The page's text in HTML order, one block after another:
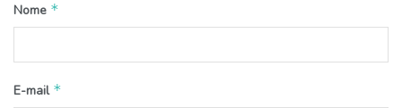
Nome *
E-mail *